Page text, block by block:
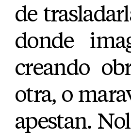
de
donde
creando
otra, o
apestan.